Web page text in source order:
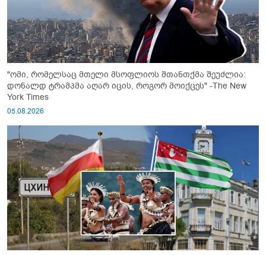
"ომი, რომელსაც მთელი მსოფლიოს შთანთქმა შეუძლია:
დონალდ ტრამპმა აღარ იცის, როგორ მოიქცეს" -The New
York Times
05.08.2026